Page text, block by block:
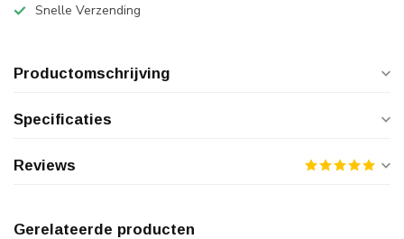
Snelle Verzending
Productomschrijving
Specificaties
Reviews
Gerelateerde producten